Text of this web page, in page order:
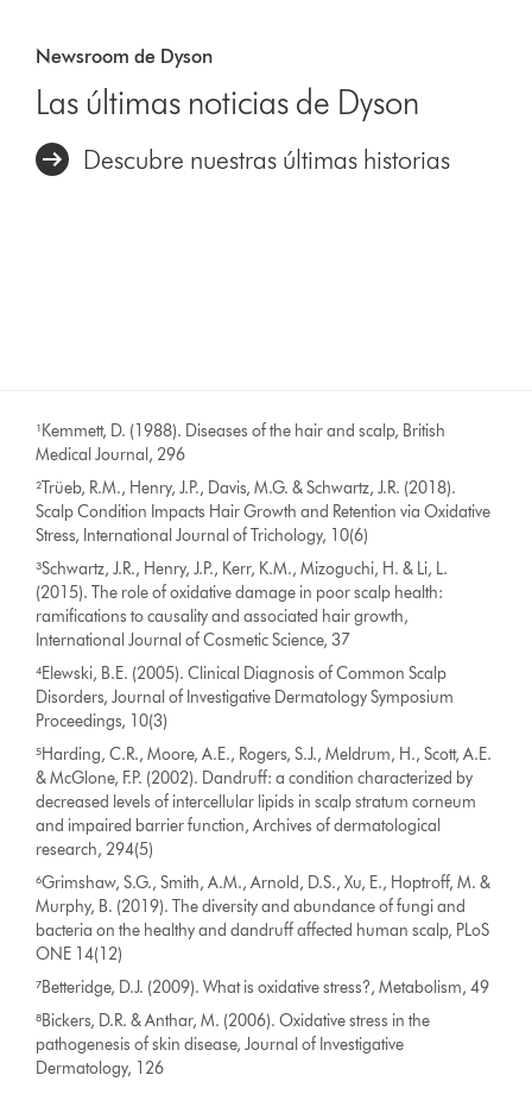
Newsroom de Dyson
Las últimas noticias de Dyson
Descubre nuestras últimas historias
¹Kemmett, D. (1988). Diseases of the hair and scalp, British
Medical Journal, 296
²Trüeb, R.M., Henry, J.P., Davis, M.G. & Schwartz, J.R. (2018).
Scalp Condition Impacts Hair Growth and Retention via Oxidative
Stress, International Journal of Trichology, 10(6)
³Schwartz, J.R., Henry, J.P., Kerr, K.M., Mizoguchi, H. & Li, L.
(2015). The role of oxidative damage in poor scalp health:
ramifications to causality and associated hair growth,
International Journal of Cosmetic Science, 37
⁴Elewski, B.E. (2005). Clinical Diagnosis of Common Scalp
Disorders, Journal of Investigative Dermatology Symposium
Proceedings, 10(3)
⁵Harding, C.R., Moore, A.E., Rogers, S.J., Meldrum, H., Scott, A.E.
& McGlone, F.P. (2002). Dandruff: a condition characterized by
decreased levels of intercellular lipids in scalp stratum corneum
and impaired barrier function, Archives of dermatological
research, 294(5)
⁶Grimshaw, S.G., Smith, A.M., Arnold, D.S., Xu, E., Hoptroff, M. &
Murphy, B. (2019). The diversity and abundance of fungi and
bacteria on the healthy and dandruff affected human scalp, PLoS
ONE 14(12)
⁷Betteridge, D.J. (2009). What is oxidative stress?, Metabolism, 49
⁸Bickers, D.R. & Anthar, M. (2006). Oxidative stress in the
pathogenesis of skin disease, Journal of Investigative
Dermatology, 126